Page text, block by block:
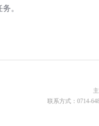
。
联系方式：0714-